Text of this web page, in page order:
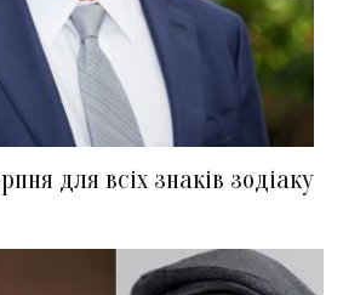
для всіх знаків зодіаку